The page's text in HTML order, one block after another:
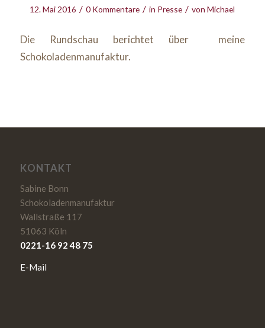
12. Mai 2016 / 0 Kommentare / in Presse / vonMichael
Die Rundschau berichtet über meine
Schokoladenmanufaktur.
KONTAKT
Sabine Bonn
Schokoladenmanufaktur
Wallstraße 117
51063 Köln
0221-16 92 48 75
E-Mail